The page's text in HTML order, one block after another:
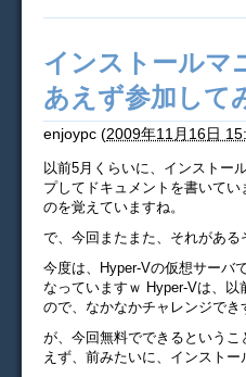
インストールマ
あえず参加して
enjoypc (2009年11月16日
以前5月くらいに、インストー
プしてドキュメントを書いて
のを覚えていますね。
で、今回またまた、それがある
今度は、Hyper-Vの仮想サーバ
なっていますｗ Hyper-Vは、
ので、なかなかチャレンジでき
が、今回無料でできるという
えず、前みたいに、インスト